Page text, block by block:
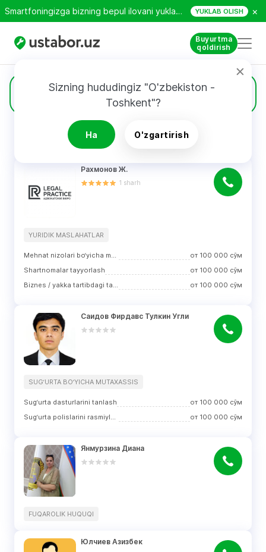
Smartfoningizga bizning bepul ilovani yuklab oling! YUKLAB OLISH ×
Buyurtma
qoldirish
Sizning hududingiz "O'zbekiston -
Toshkent"?
Ha O'zgartirish
Mutaxassislar
QIDIRUV NATIJALARI
Рахмонов Ж.
1 sharh
YURIDIK MASLAHATLAR
Mehnat nizolari bo‘yicha maslahatlar от 100 000 сўм
Shartnomalar tayyorlash
от 100 000 сўм
Biznes / yakka tartibdagi tadbirkorlikni ro‘yxatdan o‘tkazish
от 100 000 сўм
Саидов Фирдавс Тулкин Угли
SUG‘URTA BO‘YICHA MUTAXASSIS
Sug‘urta dasturlarini tanlash от 100 000 сўм
Sug‘urta polislarini rasmiylashtirish
от 100 000 сўм
Янмурзина Диана
FUQAROLIK HUQUQI
Юлчиев Азизбек